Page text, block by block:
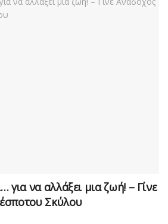
για να αλλάξει μια ζωή! – Γίνε
Σκύλου